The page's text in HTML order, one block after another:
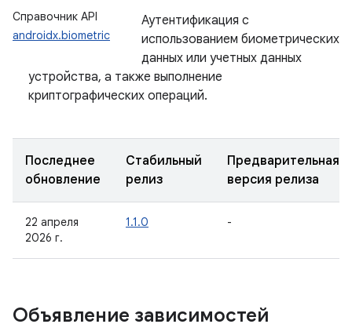
Справочник API
androidx.biometric
Аутентификация с
использованием биометрических
данных или учетных данных
устройства, а также выполнение
криптографических операций.
Последнее
обновление
Стабильный
релиз
Предварительная
версия релиза
22 апреля
2026 г.
1.1.0 -
Объявление зависимостей